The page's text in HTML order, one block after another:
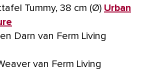
Tummy, 38 cm (Ø) Urban
Darn van Ferm Living
van Ferm Living